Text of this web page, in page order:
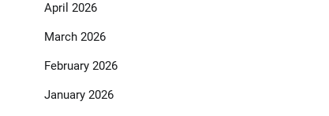
April 2026
March 2026
February 2026
January 2026